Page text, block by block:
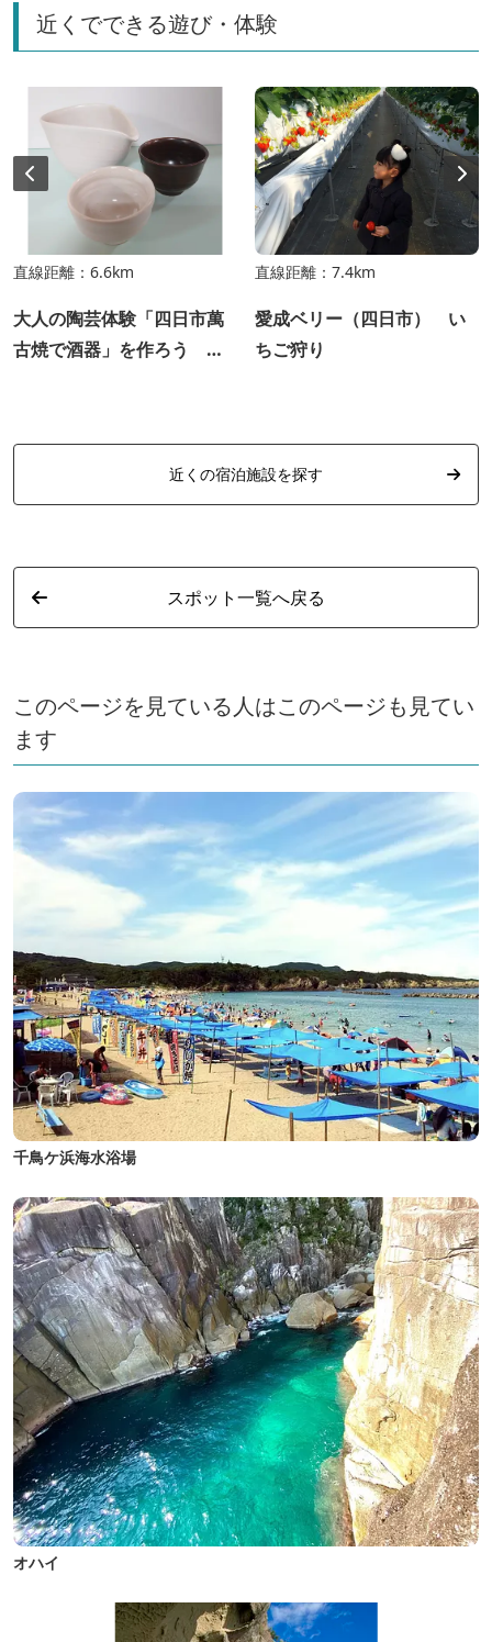
近くでできる遊び・体験
直線距離：6.6km
大人の陶芸体験「四日市萬
古焼で酒器」を作ろう ～
直線距離：7.4km
愛成ベリー（四日市） い
ちご狩り
近くの宿泊施設を探す
スポット一覧へ戻る
このページを見ている人はこのページも見てい
ます
千鳥ケ浜海水浴場
オハイ